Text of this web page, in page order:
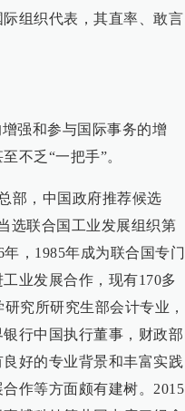
组织代表，其直率、敢言
强和参与国际事务的增
不乏“一把手”。
部，中国政府推荐候选
选联合国工业发展组织第
，1985年成为联合国专门
业发展合作，现有170多
究所研究生部会计专业，
行中国执行董事，财政部
好的专业背景和丰富实践
作等方面颇有建树。2015